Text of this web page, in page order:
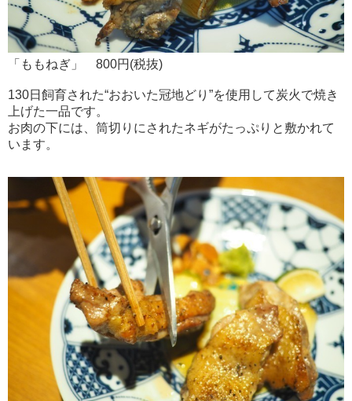
「ももねぎ」 800円(税抜)
130日飼育された“おおいた冠地どり”を使用して炭火で焼き
上げた一品です。
お肉の下には、筒切りにされたネギがたっぷりと敷かれて
います。